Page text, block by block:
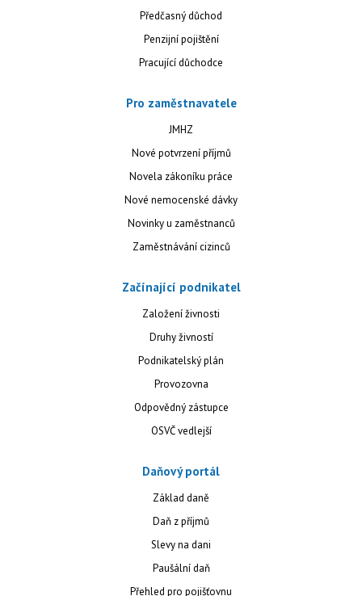
Předčasný důchod
Penzijní pojištění
Pracující důchodce
Pro zaměstnavatele
JMHZ
Nové potvrzení příjmů
Novela zákoníku práce
Nové nemocenské dávky
Novinky u zaměstnanců
Zaměstnávání cizinců
Začínající podnikatel
Založení živnosti
Druhy živností
Podnikatelský plán
Provozovna
Odpovědný zástupce
OSVČ vedlejší
Daňový portál
Základ daně
Daň z příjmů
Slevy na dani
Paušální daň
Přehled pro pojišťovnu